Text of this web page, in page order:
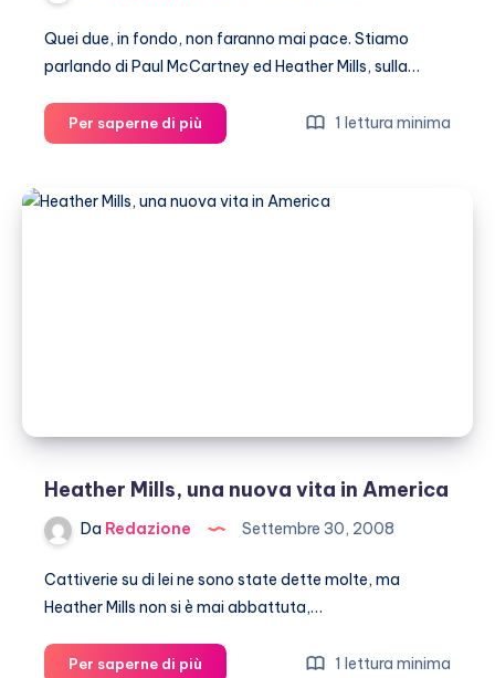
Quei due, in fondo, non faranno mai pace. Stiamo
parlando di Paul McCartney ed Heather Mills, sulla…
Per saperne di più
McCartney
canta
1 lettura minima
Heather Mills, una nuova vita in America
Da Redazione Settembre 30, 2008
Cattiverie su di lei ne sono state dette molte, ma
Heather Mills non si è mai abbattuta,…
Per saperne di più 1 lettura minima